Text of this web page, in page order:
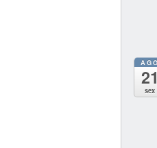
AGO
21
sex